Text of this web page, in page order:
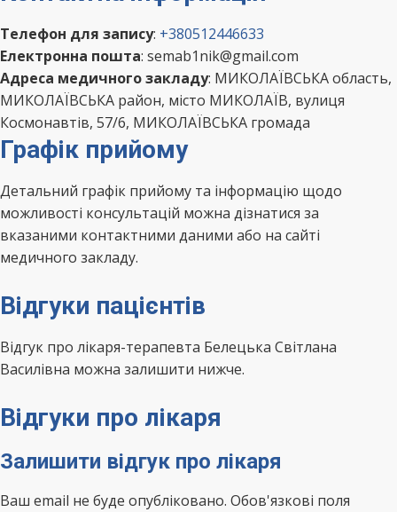
Телефон для запису: +380512446633
Електронна пошта: semab1nik@gmail.com
Адреса медичного закладу: МИКОЛАЇВСЬКА область,
МИКОЛАЇВСЬКА район, місто МИКОЛАЇВ, вулиця
Космонавтів, 57/6, МИКОЛАЇВСЬКА громада
Графік прийому
Детальний графік прийому та інформацію щодо
можливості консультацій можна дізнатися за
вказаними контактними даними або на сайті
медичного закладу.
Відгуки пацієнтів
Відгук про лікаря-терапевта Белецька Світлана
Василівна можна залишити нижче.
Відгуки про лікаря
Залишити відгук про лікаря
Ваш email не буде опубліковано. Обов'язкові поля